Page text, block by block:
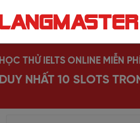
HỌC THỬ IELTS ONLINE MIỄN PHÍ
DUY NHẤT 10 SLOTS